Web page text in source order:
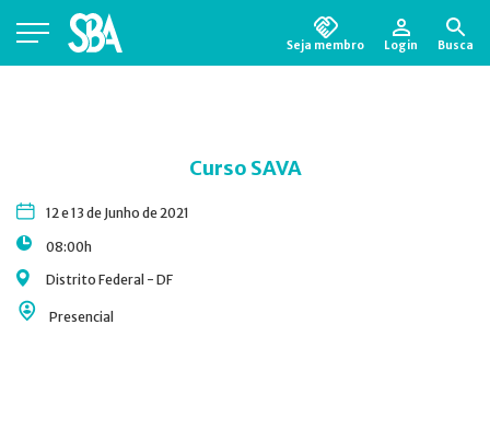
Seja membro Login Busca
Curso SAVA
12 e 13 de Junho de 2021
08:00h
Distrito Federal - DF
Presencial